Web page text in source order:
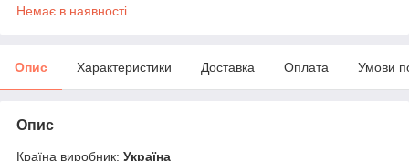
Немає в наявності
Опис Характеристики Доставка Оплата Умови
Опис
Країна виробник: Україна